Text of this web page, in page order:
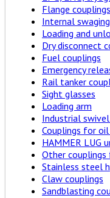
Flange couplings
Internal
Loading and
Dry disconnect
Fuel couplings
Emergency
Rail tanker
Sight glasses
Loading arm
Industrial
Couplings for
HAMMER LUG
Other
Stainless steel
Claw couplings
Sandblasting